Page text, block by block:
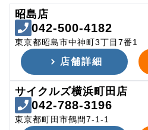
昭島店
042-500-4182
東京都昭島市中神町3丁目7番1
店舗詳細
サイクルズ横浜町田店
042-788-3196
東京都町田市鶴間7-1-1